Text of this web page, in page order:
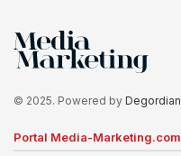
© 2025. Powered by Degordian
Portal Media-Marketing.com